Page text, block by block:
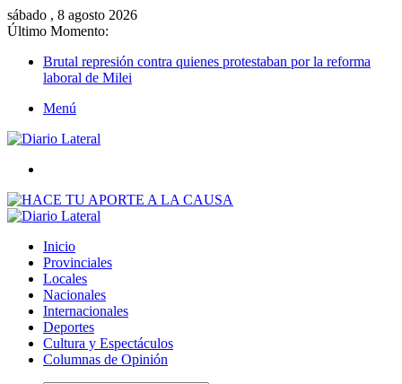
sábado , 8 agosto 2026
Último Momento:
Brutal represión contra quienes protestaban por la reforma
laboral de Milei
Menú
Inicio
Provinciales
Locales
Nacionales
Internacionales
Deportes
Cultura y Espectáculos
Columnas de Opinión